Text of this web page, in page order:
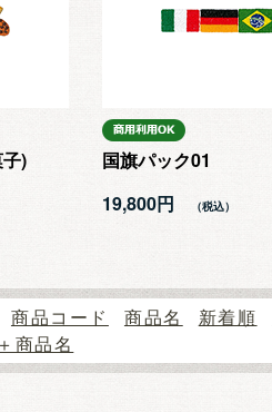
)
国旗パック01
19,800円
商品コード 商品名 新着順
商品名